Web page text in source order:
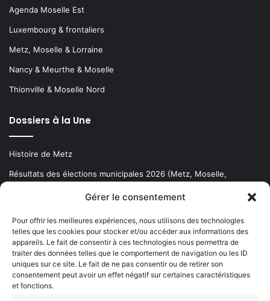
Gérer le consentement
Pour offrir les meilleures expériences, nous utilisons des technologies
telles que les cookies pour stocker et/ou accéder aux informations des
appareils. Le fait de consentir à ces technologies nous permettra de
traiter des données telles que le comportement de navigation ou les ID
uniques sur ce site. Le fait de ne pas consentir ou de retirer son
consentement peut avoir un effet négatif sur certaines caractéristiques
et fonctions.
Agenda Moselle Est
Luxembourg & frontaliers
Metz, Moselle & Lorraine
Nancy & Meurthe & Moselle
Thionville & Moselle Nord
Dossiers à la Une
Histoire de Metz
Résultats des élections municipales 2026 (Metz, Moselle,
Newsletter gratuite